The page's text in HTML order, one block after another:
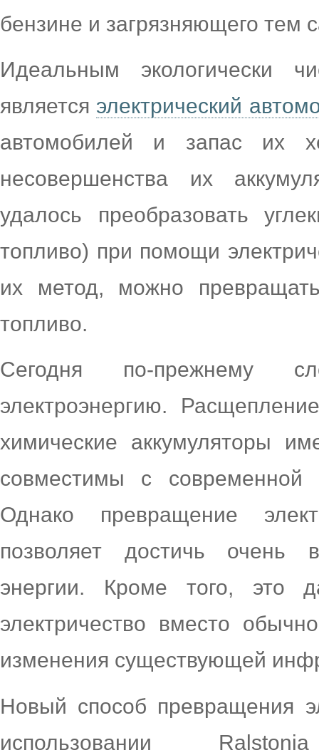
бензине и загрязняющего
Идеальным экологически
является электрический
автомобилей и запас их
несовершенства их
удалось преобразовать
топливо) при помощи
их метод, можно
топливо.
Сегодня по-прежнему
электроэнергию.
химические аккумуляторы
совместимы с современной
Однако превращение
позволяет достичь очень
энергии. Кроме того, это
электричество вместо
изменения существующей
Новый способ превращения
использовании